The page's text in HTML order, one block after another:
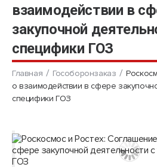
взаимодействии в
закупочной
специфики ГОЗ
Главная Гособоронзаказ
о взаимодействии в сфере
специфики ГОЗ